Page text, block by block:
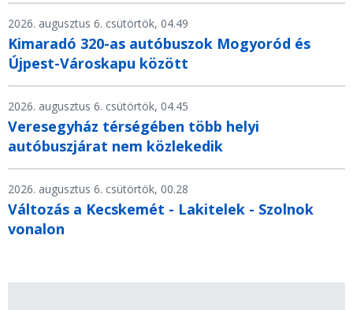
2026. augusztus 6. csütörtök, 04.49
Kimaradó 320-as autóbuszok Mogyoród és
Újpest-Városkapu között
2026. augusztus 6. csütörtök, 04.45
Veresegyház térségében több helyi
autóbuszjárat nem közlekedik
2026. augusztus 6. csütörtök, 00.28
Változás a Kecskemét - Lakitelek - Szolnok
vonalon